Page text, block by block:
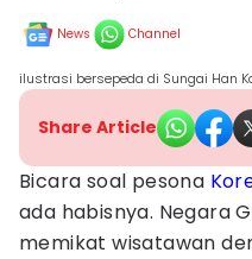
News Channel
ilustrasi bersepeda di Sungai Han
Share Article
Bicara soal pesona
ada habisnya. Negara
memikat wisatawan